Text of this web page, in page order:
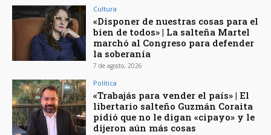
Cultura
«Disponer de nuestras cosas para el
bien de todos» | La salteña Martel
marchó al Congreso para defender
la soberanía
7 de agosto, 2026
Política
«Trabajás para vender el país» | El
libertario salteño Guzmán Coraita
pidió que no le digan «cipayo» y le
dijeron aún más cosas